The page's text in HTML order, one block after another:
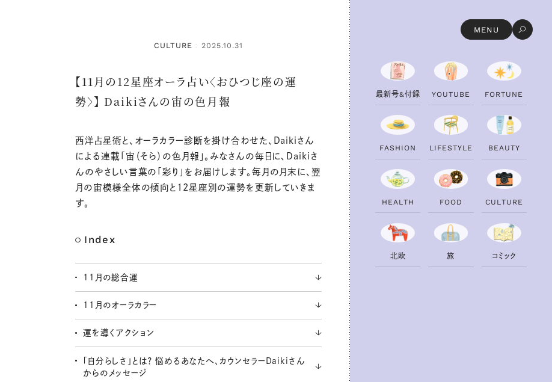
MENU
CULTURE
： 2025.10.31
【11月の12星座オーラ占い〈おひつじ座の運
勢〉】 Daikiさんの宙の色月報
西洋占星術と、オーラカラー診断を掛け合わせた、Daikiさん
による連載「宙（そら）の色月報」。みなさんの毎日に、Daikiさ
んのやさしい言葉の「彩り」をお届けします。毎月の月末に、翌
月の宙模様全体の傾向と12星座別の運勢を更新していきま
す。
Index
11月の総合運
11月のオーラカラー
運を導くアクション
「自分らしさ」とは？ 悩めるあなたへ、カウンセラーDaikiさん
からのメッセージ
最新号&付録 YOUTU B E FORTU N E
FAS H ION LI FESTYLE B EAUTY
H EALTH FOOD CU LTU RE
北欧 旅 コ ミ ック